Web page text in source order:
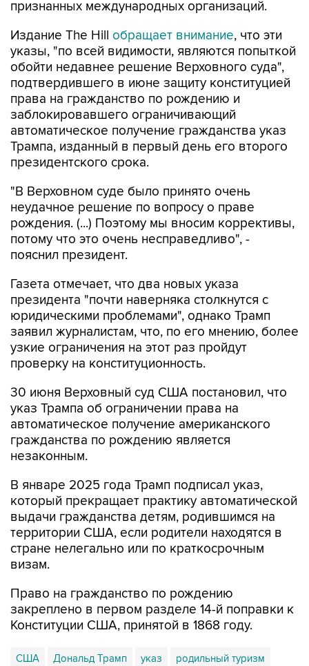
признанных международных организаций.
Издание The Hill обращает внимание, что эти
указы, "по всей видимости, являются попыткой
обойти недавнее решение Верховного суда",
подтвердившего в июне защиту конституцией
права на гражданство по рождению и
заблокировавшего ограничивающий
автоматическое получение гражданства указ
Трампа, изданный в первый день его второго
президентского срока.
"В Верховном суде было принято очень
неудачное решение по вопросу о праве
рождения. (...) Поэтому мы вносим коррективы,
потому что это очень несправедливо", -
пояснил президент.
Газета отмечает, что два новых указа
президента "почти наверняка столкнутся с
юридическими проблемами", однако Трамп
заявил журналистам, что, по его мнению, более
узкие ограничения на этот раз пройдут
проверку на конституционность.
30 июня Верховный суд США постановил, что
указ Трампа об ограничении права на
автоматическое получение американского
гражданства по рождению является
незаконным.
В январе 2025 года Трамп подписал указ,
который прекращает практику автоматической
выдачи гражданства детям, родившимся на
территории США, если родители находятся в
стране нелегально или по краткосрочным
визам.
Право на гражданство по рождению
закреплено в первом разделе 14-й поправки к
Конституции США, принятой в 1868 году.
США Дональд Трамп указ родильный туризм